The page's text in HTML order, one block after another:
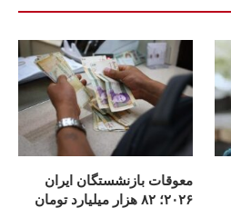
معوقات بازنشستگان ایران
۲۰۲۶؛ ۸۲ هزار میلیارد تومان